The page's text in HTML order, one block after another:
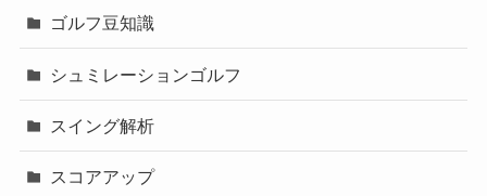
ゴルフ豆知識
シュミレーションゴルフ
スイング解析
スコアアップ